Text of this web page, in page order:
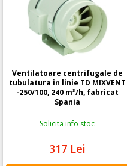
Ventilatoare centrifugale de
tubulatura in linie TD MIXVENT
-250/100, 240 m³/h, fabricat
Spania
Solicita info stoc
317 Lei